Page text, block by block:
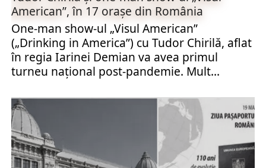
American”, în 17 orașe din România
One-man show-ul „Visul American”
(„Drinking in America”) cu Tudor Chirilă, aflat
în regia Iarinei Demian va avea primul
turneu național post-pandemie. Mult...